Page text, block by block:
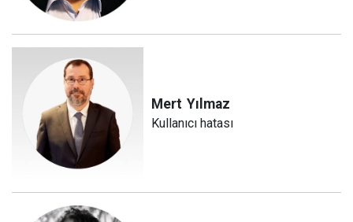
Mert Yılmaz
Kullanıcı hatası